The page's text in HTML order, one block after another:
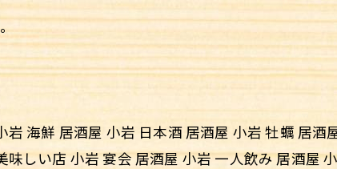
海鮮 居酒屋 小岩 日本酒 居酒屋 小岩 牡蠣 居酒
しい店 小岩 宴会 居酒屋 小岩 一人飲み 居酒屋